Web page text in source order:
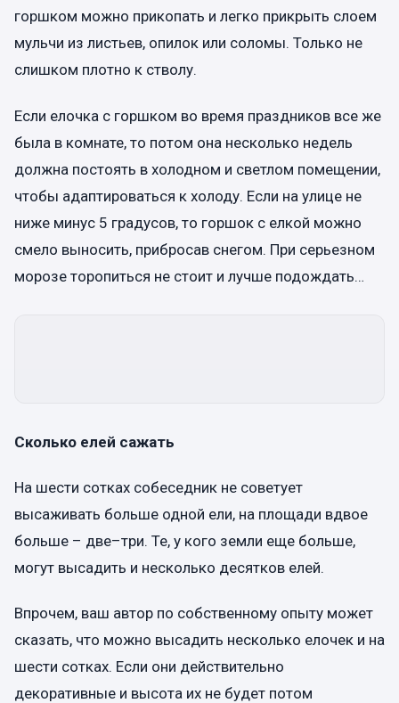
горшком можно прикопать и легко прикрыть слоем
мульчи из листьев, опилок или соломы. Только не
слишком плотно к стволу.
Если елочка с горшком во время праздников все же
была в комнате, то потом она несколько недель
должна постоять в холодном и светлом помещении,
чтобы адаптироваться к холоду. Если на улице не
ниже минус 5 градусов, то горшок с елкой можно
смело выносить, прибросав снегом. При серьезном
морозе торопиться не стоит и лучше подождать…
Сколько елей сажать
На шести сотках собеседник не советует
высаживать больше одной ели, на площади вдвое
больше – две–три. Те, у кого земли еще больше,
могут высадить и несколько десятков елей.
Впрочем, ваш автор по собственному опыту может
сказать, что можно высадить несколько елочек и на
шести сотках. Если они действительно
декоративные и высота их не будет потом